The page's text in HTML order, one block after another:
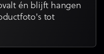
én blijft hangen
tot